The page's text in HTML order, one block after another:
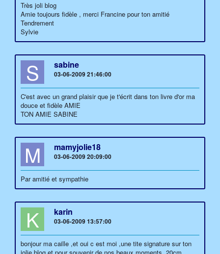
Très joli blog
Amie toujours fidèle , merci Francine pour ton amitié
Tendrement
Sylvie
S sabine
03-06-2009 21:46:00
C'est avec un grand plaisir que je t'écrit dans ton livre d'or ma
douce et fidèle AMIE
TON AMIE SABINE
M mamyjolie18
03-06-2009 20:09:00
Par amitié et sympathie
K karin
03-06-2009 13:57:00
bonjour ma caille ,et oui c est moi ,une tite signature sur ton